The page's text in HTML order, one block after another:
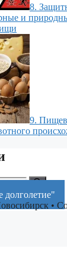
8.
и
9.
•